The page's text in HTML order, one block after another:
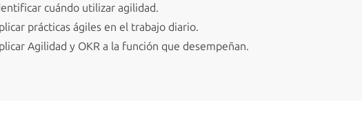
cuándo utilizar agilidad.
prácticas ágiles en el trabajo diario.
Agilidad y OKR a la función que desempeñan.